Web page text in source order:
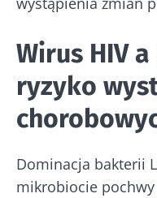
Wirus HIV
ryzyko
Dominacja bakterii
mikrobiocie pochwy